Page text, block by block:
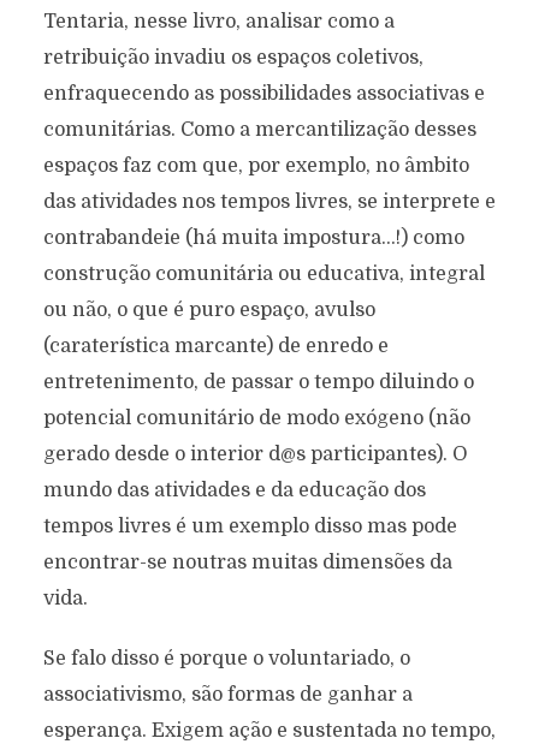
Tentaria, nesse livro, analisar como a
retribuição invadiu os espaços coletivos,
enfraquecendo as possibilidades associativas e
comunitárias. Como a mercantilização desses
espaços faz com que, por exemplo, no âmbito
das atividades nos tempos livres, se interprete e
contrabandeie (há muita impostura…!) como
construção comunitária ou educativa, integral
ou não, o que é puro espaço, avulso
(caraterística marcante) de enredo e
entretenimento, de passar o tempo diluindo o
potencial comunitário de modo exógeno (não
gerado desde o interior d@s participantes). O
mundo das atividades e da educação dos
tempos livres é um exemplo disso mas pode
encontrar-se noutras muitas dimensões da
vida.
Se falo disso é porque o voluntariado, o
associativismo, são formas de ganhar a
esperança. Exigem ação e sustentada no tempo,